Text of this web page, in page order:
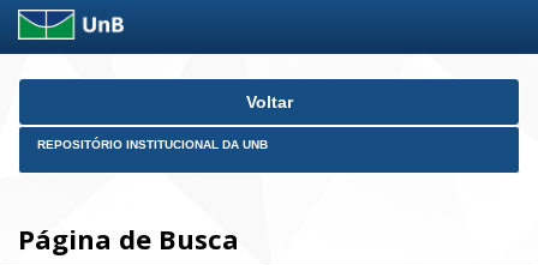
Skip
Voltar
REPOSITÓRIO INSTITUCIONAL DA UNB
Página de Busca